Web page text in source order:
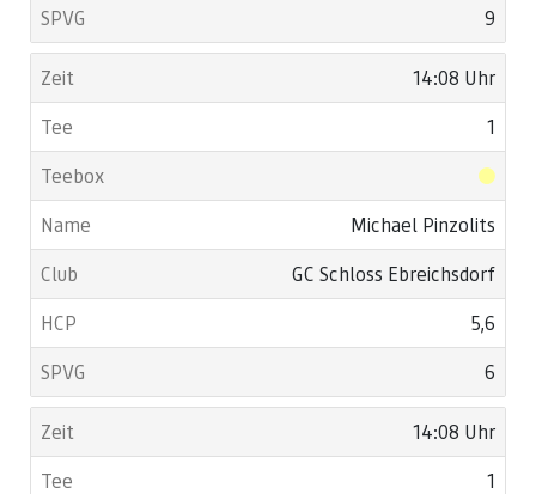
9
14:08 Uhr
1
Michael Pinzolits
GC Schloss Ebreichsdorf
5,6
6
14:08 Uhr
1